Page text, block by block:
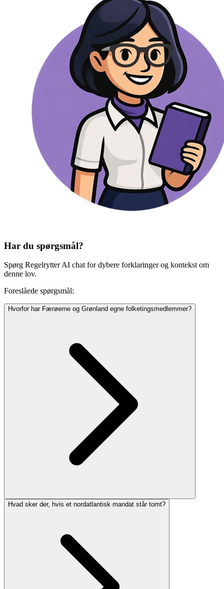
Har du spørgsmål?
Spørg Regelrytter AI chat for dybere forklaringer og kontekst om
denne lov.
Foreslåede spørgsmål:
Hvorfor har Færøerne og Grønland egne folketingsmedlemmer?
Hvad sker der, hvis et nordatlantisk mandat står tomt?